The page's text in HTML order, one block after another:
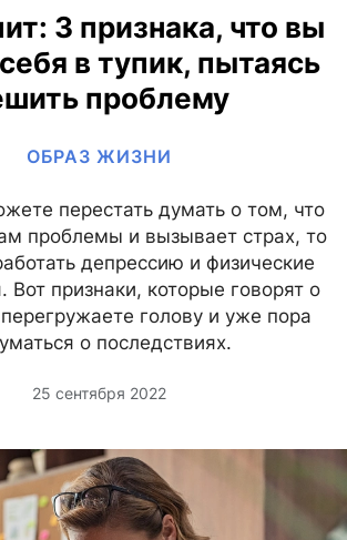
3 признака, что вы
в тупик, пытаясь
проблему
ОБРАЗ ЖИЗНИ
перестать думать о том, что
проблемы и вызывает страх, то
депрессию и физические
Вот признаки, которые говорят о
голову и уже пора
о последствиях.
25 сентября 2022